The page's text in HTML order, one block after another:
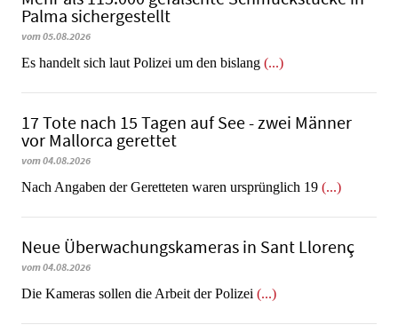
Palma sichergestellt
vom 05.08.2026
Es handelt sich laut Polizei um den bislang (...)
17 Tote nach 15 Tagen auf See - zwei Männer
vor Mallorca gerettet
vom 04.08.2026
Nach Angaben der Geretteten waren ursprünglich 19 (...)
Neue Überwachungskameras in Sant Llorenç
vom 04.08.2026
​​​​​​​Die Kameras sollen die Arbeit der Polizei (...)